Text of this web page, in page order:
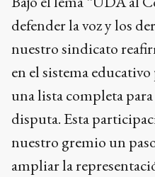
defender la voz y los
nuestro sindicato
en el sistema
una lista completa
disputa. Esta
nuestro gremio un
ampliar la